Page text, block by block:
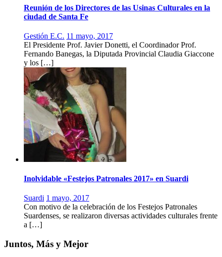
Reunión de los Directores de las Usinas Culturales en la
ciudad de Santa Fe
Gestión E.C. 11 mayo, 2017
El Presidente Prof. Javier Donetti, el Coordinador Prof.
Fernando Banegas, la Diputada Provincial Claudia Giaccone
y los […]
Inolvidable «Festejos Patronales 2017» en Suardi
Suardi 1 mayo, 2017
Con motivo de la celebración de los Festejos Patronales
Suardenses, se realizaron diversas actividades culturales frente
a […]
Juntos, Más y Mejor